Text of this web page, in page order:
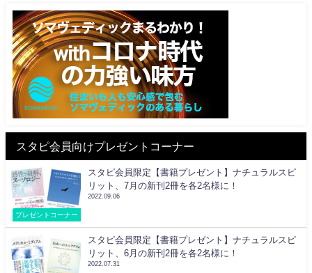
スタピ会員向けプレゼントコーナー
プレゼントコーナー
スタピ会員限定【書籍プレゼント】ナチュラルスピ
リット、7月の新刊2冊を各2名様に！
2022.09.06
スタピ会員限定【書籍プレゼント】ナチュラルスピ
リット、6月の新刊2冊を各2名様に！
2022.07.31